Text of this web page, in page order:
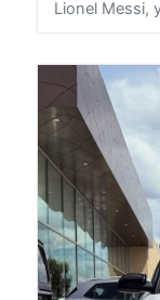
de unas
Lionel Messi,